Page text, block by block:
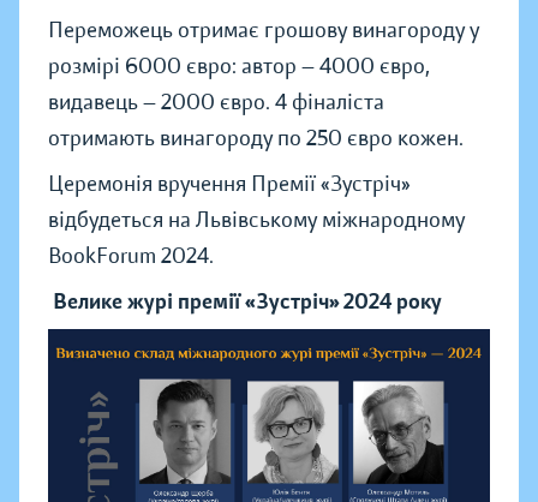
Переможець отримає грошову винагороду у
розмірі 6000 євро: автор — 4000 євро,
видавець — 2000 євро. 4 фіналіста
отримають винагороду по 250 євро кожен.
Церемонія вручення Премії «Зустріч»
відбудеться на Львівському міжнародному
BookForum 2024.
Велике журі премії «Зустріч» 2024 року